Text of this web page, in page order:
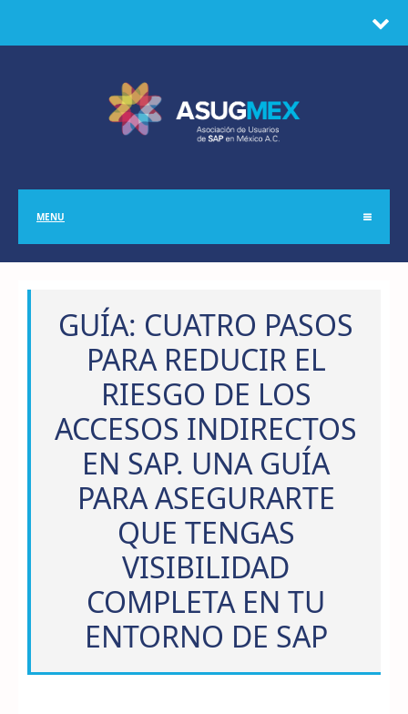
MENU
GUÍA: CUATRO PASOS
PARA REDUCIR EL
RIESGO DE LOS
ACCESOS INDIRECTOS
EN SAP. UNA GUÍA
PARA ASEGURARTE
QUE TENGAS
VISIBILIDAD
COMPLETA EN TU
ENTORNO DE SAP